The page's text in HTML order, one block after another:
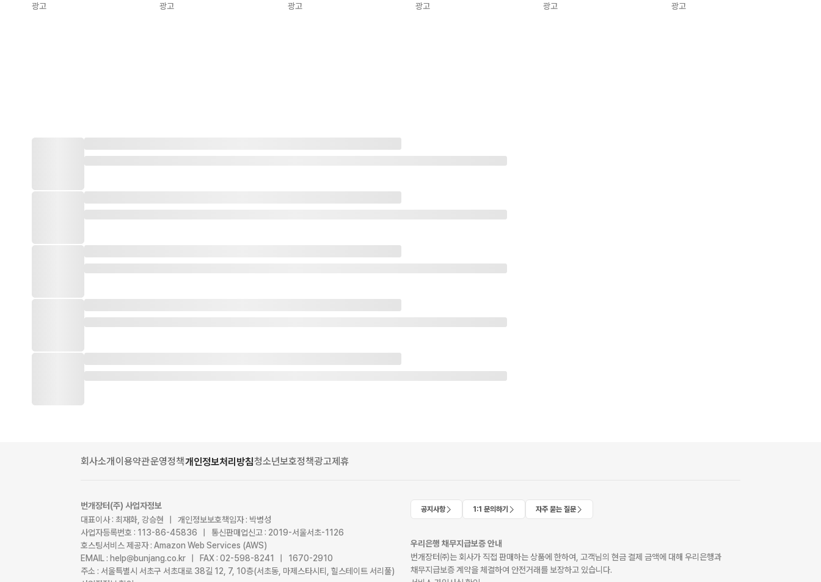
광고 광고 광고 광고 광고 광고
회사소개이용약관운영정책개인정보처리방침청소년보호정책광고제휴
번개장터(주) 사업자정보
대표이사 : 최재화, 강승현 | 개인정보보호책임자 : 박병성
사업자등록번호 : 113-86-45836 | 통신판매업신고 : 2019-서울서초-1126
호스팅서비스 제공자 : Amazon Web Services (AWS)
EMAIL : help@bunjang.co.kr | FAX : 02-598-8241 | 1670-2910
주소 : 서울특별시 서초구 서초대로 38길 12, 7, 10층(서초동, 마제스타시티, 힐스테이트 서리풀)
공지사항 1:1 문의하기 자주 묻는 질문
우리은행 채무지급보증 안내
번개장터㈜는 회사가 직접 판매하는 상품에 한하여, 고객님의 현금 결제 금액에 대해 우리은행과
채무지급보증 계약을 체결하여 안전거래를 보장하고 있습니다.